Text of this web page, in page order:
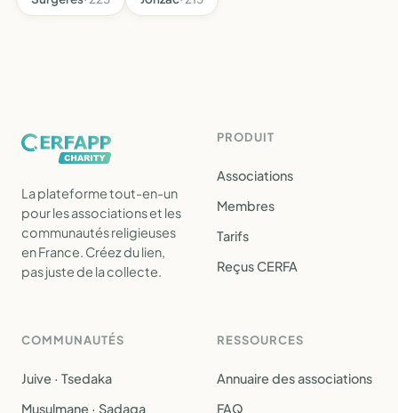
La plateforme tout-en-un
pour les associations et les
communautés religieuses
en France. Créez du lien,
pas juste de la collecte.
PRODUIT
Associations
Membres
Tarifs
Reçus CERFA
COMMUNAUTÉS
Juive · Tsedaka
Musulmane · Sadaqa
RESSOURCES
Annuaire des associations
FAQ